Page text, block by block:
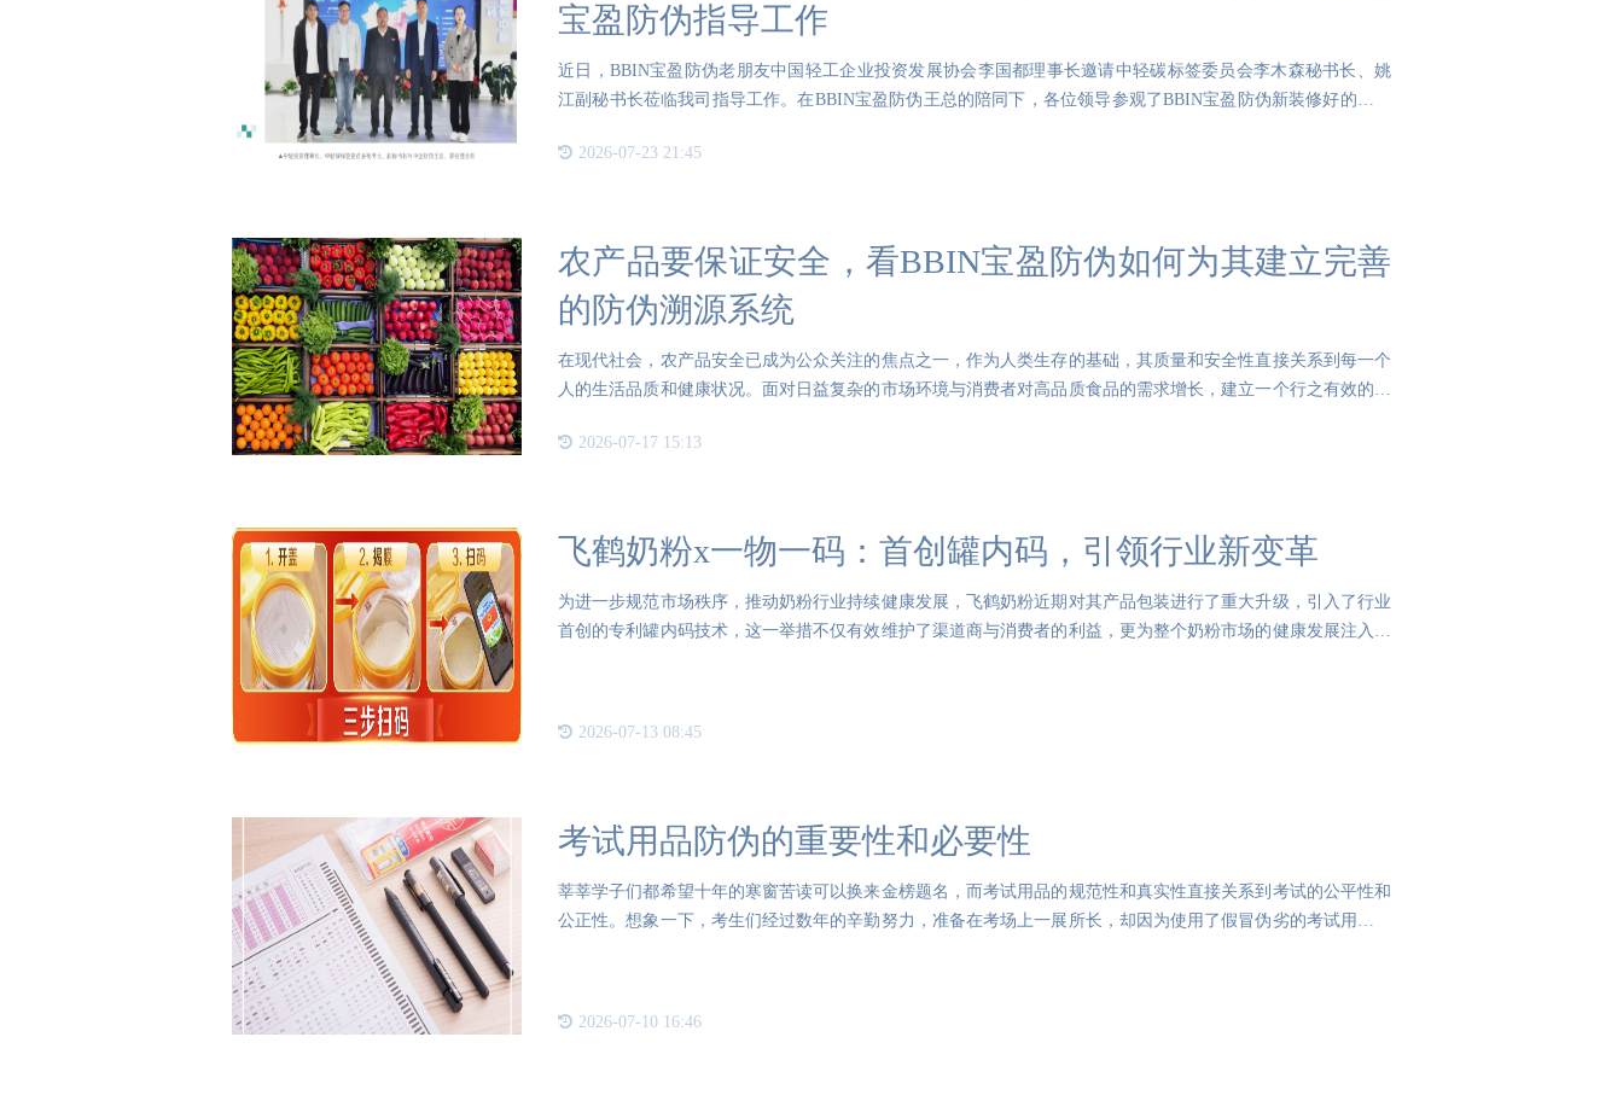
宝盈防伪指导工作
近日，BBIN宝盈防伪老朋友中国轻工企业投资发展协会李国都理事长邀请中轻碳标签委员会李木森秘书长、姚
江副秘书长莅临我司指导工作。在BBIN宝盈防伪王总的陪同下，各位领导参观了BBIN宝盈防伪新装修好的一物
2026-07-23 21:45
农产品要保证安全，看BBIN宝盈防伪如何为其建立完善
的防伪溯源系统
在现代社会，农产品安全已成为公众关注的焦点之一，作为人类生存的基础，其质量和安全性直接关系到每一个
人的生活品质和健康状况。面对日益复杂的市场环境与消费者对高品质食品的需求增长，建立一个行之有效的农
2026-07-17 15:13
飞鹤奶粉x一物一码：首创罐内码，引领行业新变革
为进一步规范市场秩序，推动奶粉行业持续健康发展，飞鹤奶粉近期对其产品包装进行了重大升级，引入了行业
首创的专利罐内码技术，这一举措不仅有效维护了渠道商与消费者的利益，更为整个奶粉市场的健康发展注入了
2026-07-13 08:45
考试用品防伪的重要性和必要性
莘莘学子们都希望十年的寒窗苦读可以换来金榜题名，而考试用品的规范性和真实性直接关系到考试的公平性和
公正性。想象一下，考生们经过数年的辛勤努力，准备在考场上一展所长，却因为使用了假冒伪劣的考试用品而
2026-07-10 16:46